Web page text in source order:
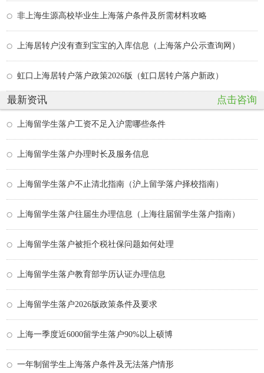
非上海生源高校毕业生上海落户条件及所需材料攻略
上海居转户没有查到宝宝的入库信息（上海落户公示查询网）
虹口上海居转户落户政策2026版（虹口居转户落户新政）
最新资讯 点击咨询
上海留学生落户工资不足入沪需哪些条件
上海留学生落户办理时长及服务信息
上海留学生落户不止清北指南（沪上留学落户择校指南）
上海留学生落户往届生办理信息（上海往届留学生落户指南）
上海留学生落户被拒个税社保问题如何处理
上海留学生落户教育部学历认证办理信息
上海留学生落户2026版政策条件及要求
上海一季度近6000留学生落户90%以上硕博
一年制留学生上海落户条件及无法落户情形